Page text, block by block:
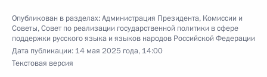
Опубликован в разделах:Администрация Президента, Комиссии и
Советы,Совет по реализации государственной политики в сфере
поддержки русского языка и языков народов Российской Федерации
Дата публикации: 14 мая 2025 года, 14:00
Текстовая версия